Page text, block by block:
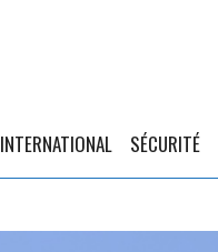
INTERNATIONAL SÉCURITÉ